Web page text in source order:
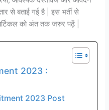
से बताई गई है | इस भर्ती से
को अंत तक जरुर पढ़ें |
2023 :
2023 Post